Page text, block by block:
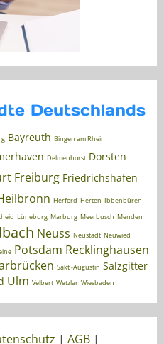
Deutschlands
Bayreuth Bingen am Rhein
Delmenhorst Dorsten
Freiburg Friedrichshafen
Herford Herten Ibbenbüren
Lüneburg Marburg Meerbusch Menden
Neuss Neustadt Neuwied
Potsdam Recklinghausen
Sakt -Augustin Salzgitter
Ulm Velbert Wetzlar Wiesbaden
| AGB |